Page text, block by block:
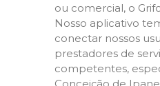
ou comercial, o
Nosso aplicativo
conectar nossos
prestadores de
competentes,